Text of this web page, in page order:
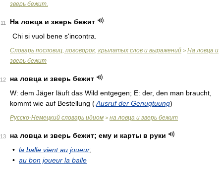
зверь бежит.
11
Ha ловца и зверь бежит
Chi si vuol bene s'incontra.
Словарь пословиц, поговорок, крылатых слов и выражений > Ha ловца и
зверь бежит
12
на ловца и зверь бежит
W: dem Jäger läuft das Wild entgegen; E: der, den man braucht,
kommt wie auf Bestellung (Ausruf der Genugtuung)
Русско-Немецкий словарь идиом > на ловца и зверь бежит
13
на ловца и зверь бежит; ему и карты в руки
• la balle vient au joueur;
• au bon joueur la balle